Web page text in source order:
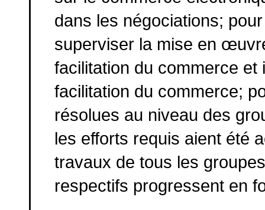
dans les négociations;
superviser la mise en
facilitation du commerce
facilitation du commerce;
résolues au niveau des
les efforts requis aient été
travaux de tous les
respectifs progressent en